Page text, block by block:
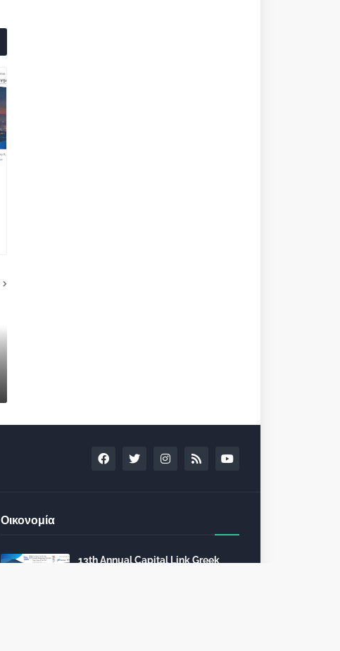
Οικονομία
13th Annual Capital Link Greek